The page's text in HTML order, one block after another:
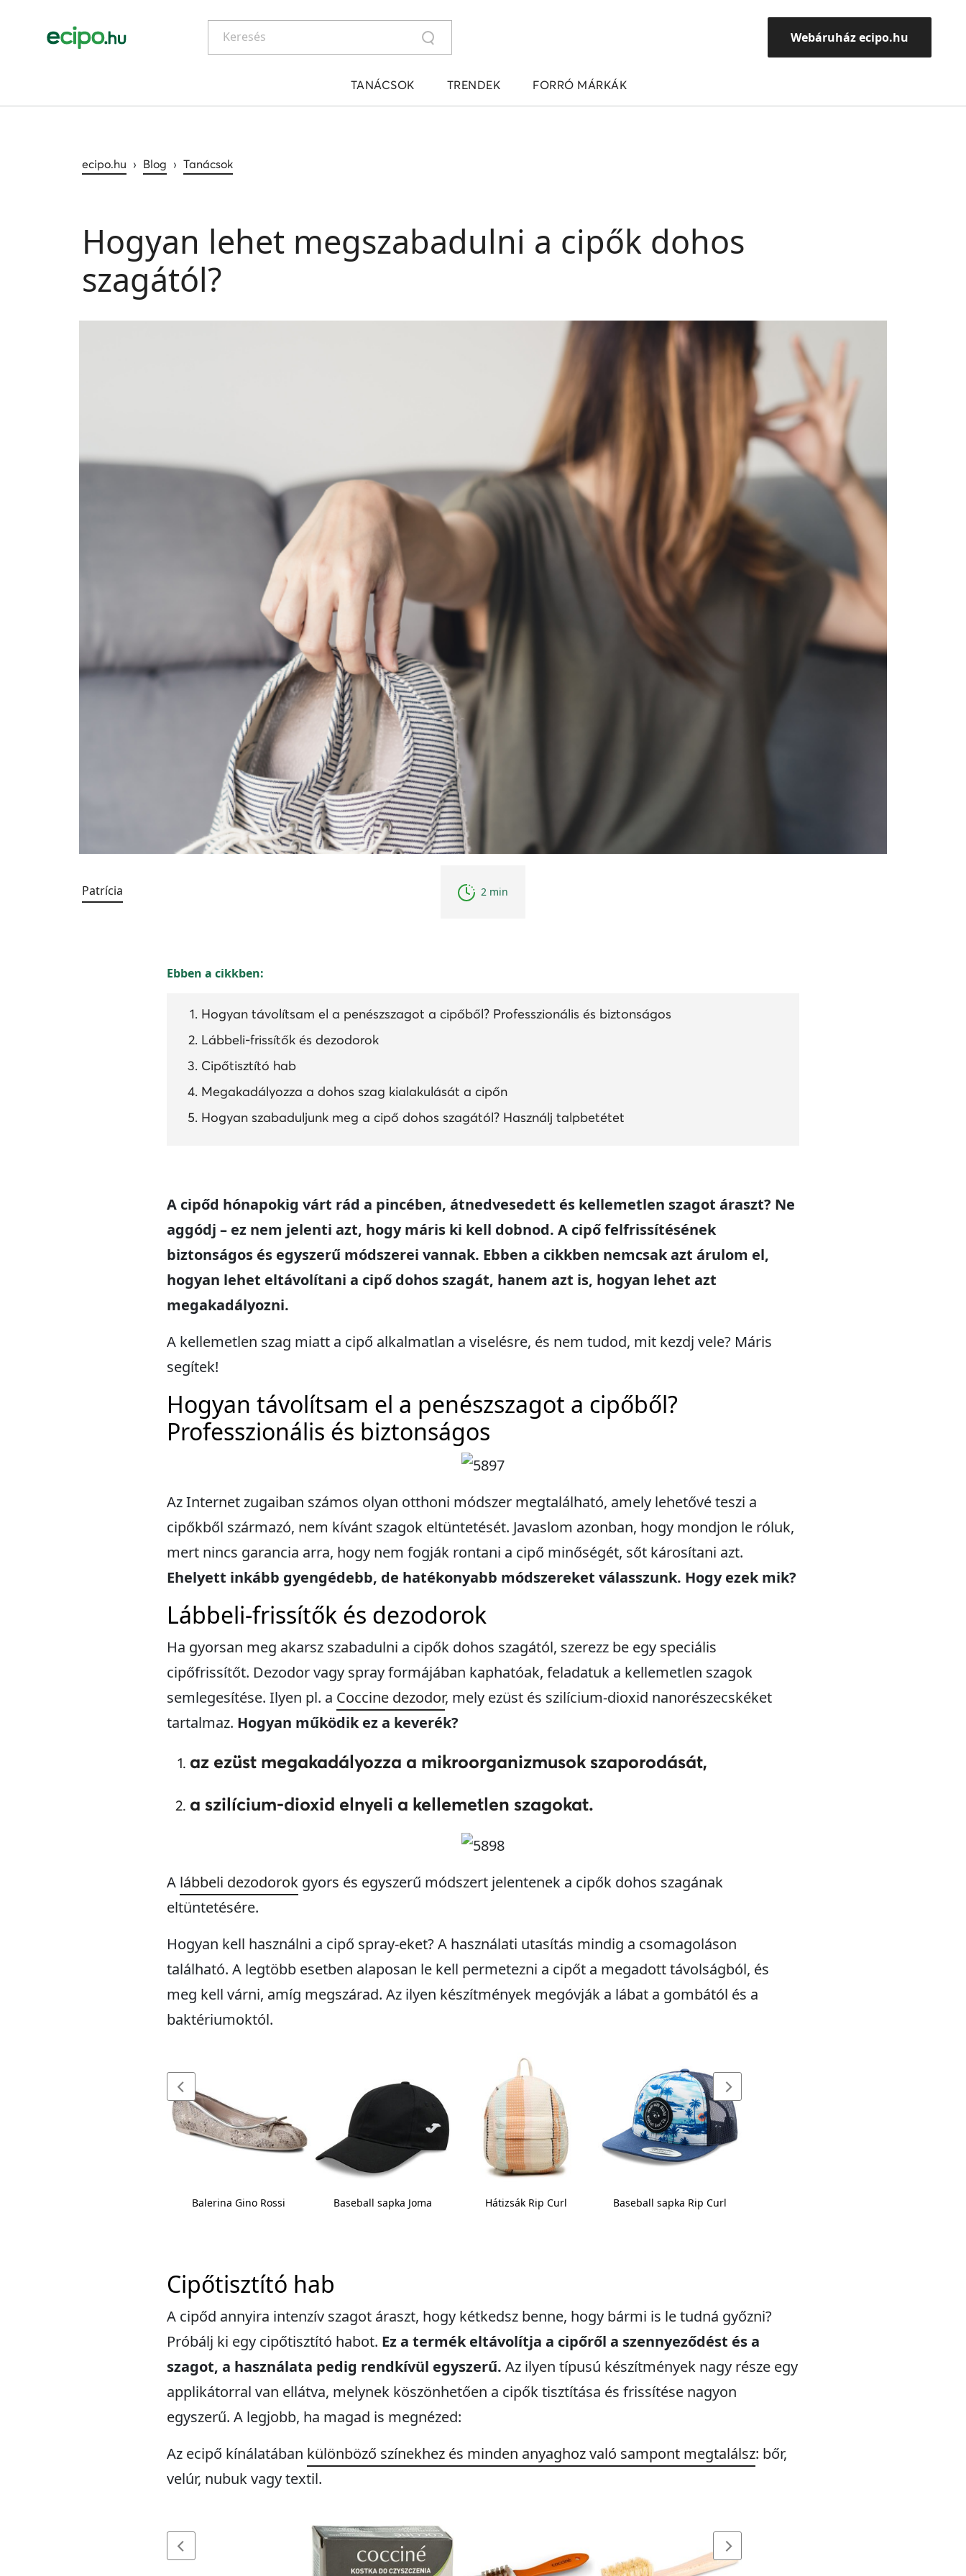
Keresés Webáruház ecipo.hu
TANÁCSOK TRENDEK FORRÓ MÁRKÁK
ecipo.hu › Blog › Tanácsok
Hogyan lehet megszabadulni a cipők dohos
szagától?
Patrícia 2 min
Ebben a cikkben:
Hogyan távolítsam el a penészszagot a cipőből? Professzionális és biztonságos
Lábbeli-frissítők és dezodorok
Cipőtisztító hab
Megakadályozza a dohos szag kialakulását a cipőn
Hogyan szabaduljunk meg a cipő dohos szagától? Használj talpbetétet
A cipőd hónapokig várt rád a pincében, átnedvesedett és kellemetlen szagot áraszt? Ne
aggódj – ez nem jelenti azt, hogy máris ki kell dobnod. A cipő felfrissítésének
biztonságos és egyszerű módszerei vannak. Ebben a cikkben nemcsak azt árulom el,
hogyan lehet eltávolítani a cipő dohos szagát, hanem azt is, hogyan lehet azt
megakadályozni.
A kellemetlen szag miatt a cipő alkalmatlan a viselésre, és nem tudod, mit kezdj vele? Máris
segítek!
Hogyan távolítsam el a penészszagot a cipőből?
Professzionális és biztonságos
Az Internet zugaiban számos olyan otthoni módszer megtalálható, amely lehetővé teszi a
cipőkből származó, nem kívánt szagok eltüntetését. Javaslom azonban, hogy mondjon le róluk,
mert nincs garancia arra, hogy nem fogják rontani a cipő minőségét, sőt károsítani azt.
Ehelyett inkább gyengédebb, de hatékonyabb módszereket válasszunk. Hogy ezek mik?
Lábbeli-frissítők és dezodorok
Ha gyorsan meg akarsz szabadulni a cipők dohos szagától, szerezz be egy speciális
cipőfrissítőt. Dezodor vagy spray formájában kaphatóak, feladatuk a kellemetlen szagok
semlegesítése. Ilyen pl. a Coccine dezodor, mely ezüst és szilícium-dioxid nanorészecskéket
tartalmaz. Hogyan működik ez a keverék?
az ezüst megakadályozza a mikroorganizmusok szaporodását,
a szilícium-dioxid elnyeli a kellemetlen szagokat.
A lábbeli dezodorok gyors és egyszerű módszert jelentenek a cipők dohos szagának
eltüntetésére.
Hogyan kell használni a cipő spray-eket? A használati utasítás mindig a csomagoláson
található. A legtöbb esetben alaposan le kell permetezni a cipőt a megadott távolságból, és
meg kell várni, amíg megszárad. Az ilyen készítmények megóvják a lábat a gombától és a
baktériumoktól.
Balerina Gino Rossi Baseball sapka Joma Hátizsák Rip Curl Baseball sapka Rip Curl
Cipőtisztító hab
A cipőd annyira intenzív szagot áraszt, hogy kétkedsz benne, hogy bármi is le tudná győzni?
Próbálj ki egy cipőtisztító habot. Ez a termék eltávolítja a cipőről a szennyeződést és a
szagot, a használata pedig rendkívül egyszerű. Az ilyen típusú készítmények nagy része egy
applikátorral van ellátva, melynek köszönhetően a cipők tisztítása és frissítése nagyon
egyszerű. A legjobb, ha magad is megnézed:
Az ecipő kínálatában különböző színekhez és minden anyaghoz való sampont megtalálsz: bőr,
velúr, nubuk vagy textil.